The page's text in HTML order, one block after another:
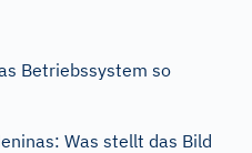
Betriebssystem so
Was stellt das Bild